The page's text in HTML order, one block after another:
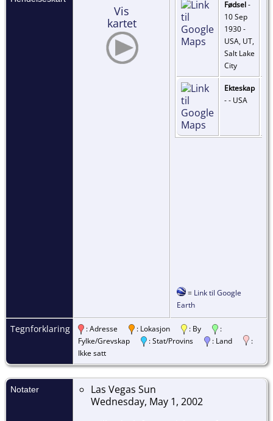
Vis
kartet
Fødsel-
10 Sep
1930 -
USA, UT,
Salt Lake
City
Ekteskap
- - USA
= Link til Google
Earth
Tegnforklaring : Adresse : Lokasjon : By
:
Fylke/Grevskap
: Stat/Provins : Land
:
Ikke satt
Notater
Las Vegas Sun
Wednesday, May 1, 2002